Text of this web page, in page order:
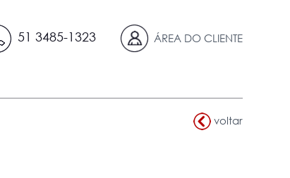
ÁREA DO CLIENTE
51 3485-1323
voltar